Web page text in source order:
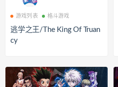
游戏列表 格斗游戏
逃学之王/The King Of Truan
cy